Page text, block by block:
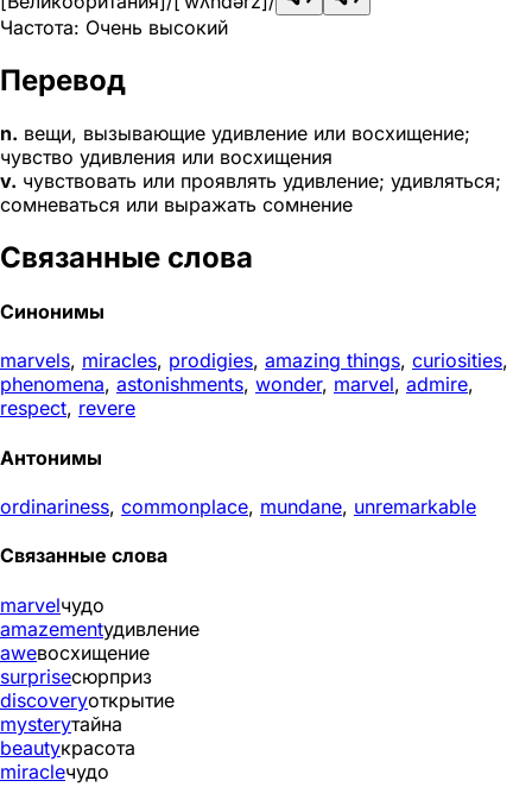
Частота: Очень высокий
Перевод
n. вещи, вызывающие удивление или восхищение;
чувство удивления или восхищения
v. чувствовать или проявлять удивление; удивляться;
сомневаться или выражать сомнение
Связанные слова
Синонимы
marvels, miracles, prodigies, amazing things, curiosities,
phenomena, astonishments, wonder, marvel, admire,
respect, revere
Антонимы
ordinariness, commonplace, mundane, unremarkable
Связанные слова
marvelчудо
amazementудивление
aweвосхищение
surpriseсюрприз
discoveryоткрытие
mysteryтайна
beautyкрасота
miracleчудо